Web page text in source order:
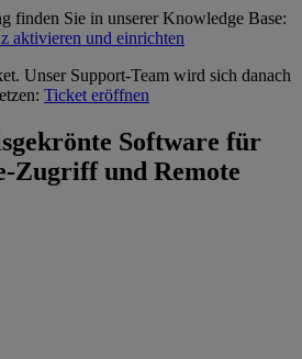
finden Sie in unserer Knowledge Base:
aktivieren und einrichten
Unser Support-Team wird sich danach
Ticket eröffnen
Software für
Zugriff und Remote